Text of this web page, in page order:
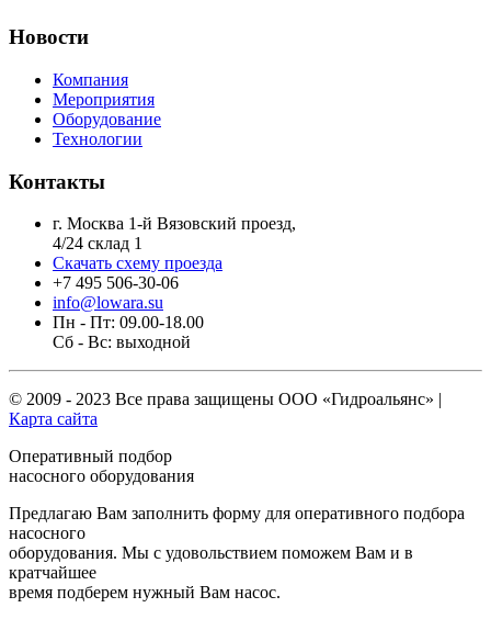
Новости
Компания
Мероприятия
Оборудование
Технологии
Контакты
г. Москва 1-й Вязовский проезд,
4/24 склад 1
Скачать схему проезда
+7 495 506-30-06
info@lowara.su
Пн - Пт: 09.00-18.00
Сб - Вс: выходной
© 2009 - 2023 Все права защищены ООО «Гидроальянс» |
Карта сайта
Оперативный подбор
насосного оборудования
Предлагаю Вам заполнить форму для оперативного подбора
насосного
оборудования. Мы с удовольствием поможем Вам и в
кратчайшее
время подберем нужный Вам насос.